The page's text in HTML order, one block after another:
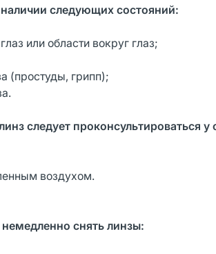
следующих состояний:
или области вокруг глаз;
(простуды, грипп);
следует проконсультироваться у
воздухом.
снять линзы: